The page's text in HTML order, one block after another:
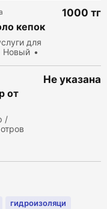
кепок
для
Новый
1000 тг
от
/
Не указана
гидроизоляци